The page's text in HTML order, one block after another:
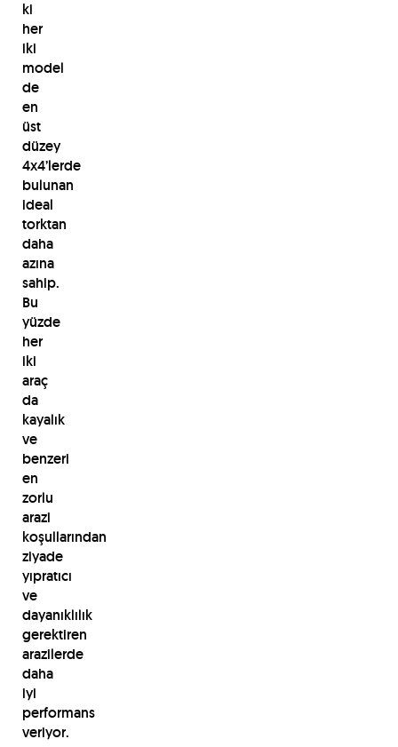
ki
her
iki
model
de
en
üst
düzey
4x4’lerde
bulunan
ideal
torktan
daha
azına
sahip.
Bu
yüzde
her
iki
araç
da
kayalık
ve
benzeri
en
zorlu
arazi
koşullarından
ziyade
yıpratıcı
ve
dayanıklılık
gerektiren
arazilerde
daha
iyi
performans
veriyor.